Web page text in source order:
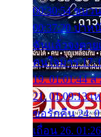
00:30:54 ขบว
00:37:20 ปาห
ฉันแล้วจงตาย
คนใจมาร 17.
19. 01:01:44
21. 01:09:13 เ
ขอรักคืน 24.
เถื่อน 26.